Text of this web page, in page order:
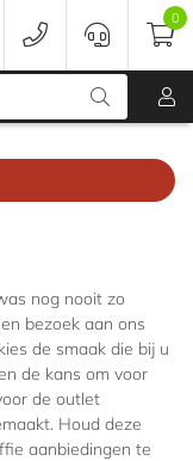
0
nog nooit zo
bezoek aan ons
de smaak die bij u
de kans om voor
de outlet
Houd deze
aanbiedingen te